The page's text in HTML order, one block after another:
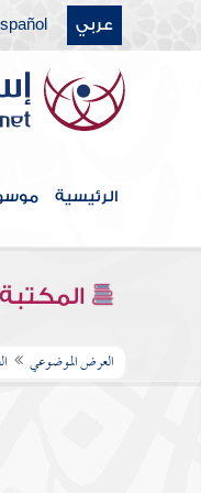
عربي
الرئيسية
العرض الموضوعي